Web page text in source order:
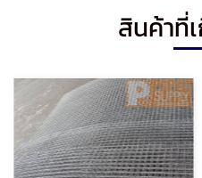
สินค้าที่